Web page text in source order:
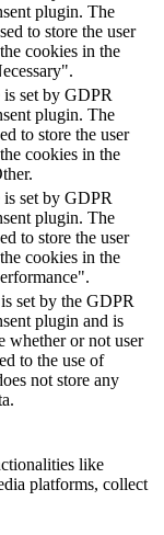
plugin. The
to store the user
cookies in the
set by GDPR
plugin. The
to store the user
cookies in the
set by GDPR
plugin. The
to store the user
cookies in the
set by the GDPR
plugin and is
whether or not user
to the use of
not store any
like
platforms, collect